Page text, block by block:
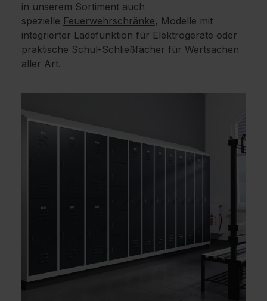
in unserem Sortiment auch
spezielle Feuerwehrschränke, Modelle mit
integrierter Ladefunktion für Elektrogeräte oder
praktische Schul-Schließfächer für Wertsachen
aller Art.